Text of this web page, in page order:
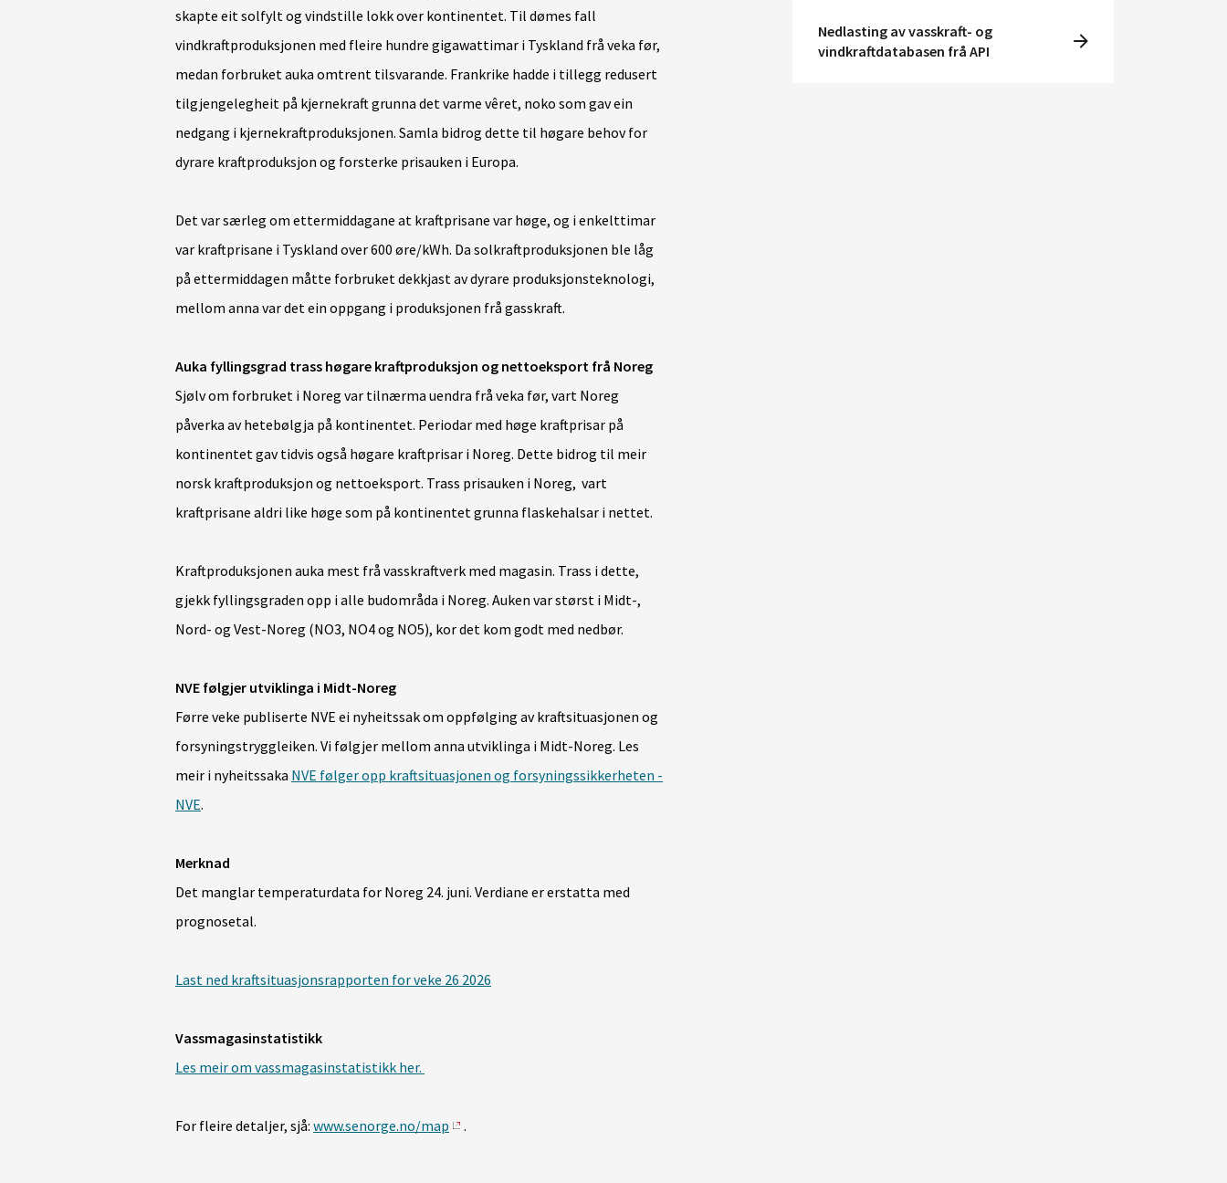
skapte eit solfylt og vindstille lokk over kontinentet. Til dømes fall
vindkraftproduksjonen med fleire hundre gigawattimar i Tyskland frå veka før,
medan forbruket auka omtrent tilsvarande. Frankrike hadde i tillegg redusert
tilgjengelegheit på kjernekraft grunna det varme vêret, noko som gav ein
nedgang i kjernekraftproduksjonen. Samla bidrog dette til høgare behov for
dyrare kraftproduksjon og forsterke prisauken i Europa.
Det var særleg om ettermiddagane at kraftprisane var høge, og i enkelttimar
var kraftprisane i Tyskland over 600 øre/kWh. Da solkraftproduksjonen ble låg
på ettermiddagen måtte forbruket dekkjast av dyrare produksjonsteknologi,
mellom anna var det ein oppgang i produksjonen frå gasskraft.
Auka fyllingsgrad trass høgare kraftproduksjon og nettoeksport frå Noreg
Sjølv om forbruket i Noreg var tilnærma uendra frå veka før, vart Noreg
påverka av hetebølgja på kontinentet. Periodar med høge kraftprisar på
kontinentet gav tidvis også høgare kraftprisar i Noreg. Dette bidrog til meir
norsk kraftproduksjon og nettoeksport. Trass prisauken i Noreg, vart
kraftprisane aldri like høge som på kontinentet grunna flaskehalsar i nettet.
Kraftproduksjonen auka mest frå vasskraftverk med magasin. Trass i dette,
gjekk fyllingsgraden opp i alle budområda i Noreg. Auken var størst i Midt-,
Nord- og Vest-Noreg (NO3, NO4 og NO5), kor det kom godt med nedbør.
NVE følgjer utviklinga i Midt-Noreg
Førre veke publiserte NVE ei nyheitssak om oppfølging av kraftsituasjonen og
forsyningstryggleiken. Vi følgjer mellom anna utviklinga i Midt-Noreg. Les
meir i nyheitssaka NVE følger opp kraftsituasjonen og forsyningssikkerheten -
NVE.
Merknad
Det manglar temperaturdata for Noreg 24. juni. Verdiane er erstatta med
prognosetal.
Last ned kraftsituasjonsrapporten for veke 26 2026
Vassmagasinstatistikk
Les meir om vassmagasinstatistikk her.
For fleire detaljer, sjå: www.senorge.no/map .
Nedlasting av vasskraft- og
vindkraftdatabasen frå API